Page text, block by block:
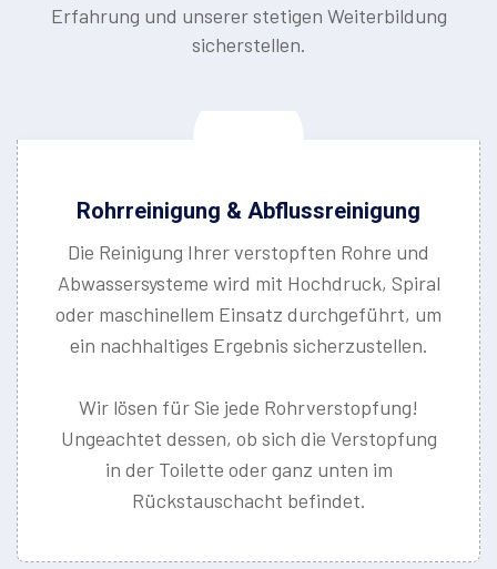
Erfahrung und unserer stetigen Weiterbildung
sicherstellen.
Rohrreinigung & Abflussreinigung
Die Reinigung Ihrer verstopften Rohre und
Abwassersysteme wird mit Hochdruck, Spiral
oder maschinellem Einsatz durchgeführt, um
ein nachhaltiges Ergebnis sicherzustellen.
Wir lösen für Sie jede Rohrverstopfung!
Ungeachtet dessen, ob sich die Verstopfung
in der Toilette oder ganz unten im
Rückstauschacht befindet.